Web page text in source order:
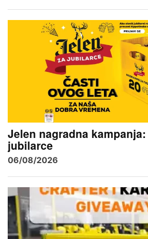
Jelen nagradna
jubilarce
06/08/2026